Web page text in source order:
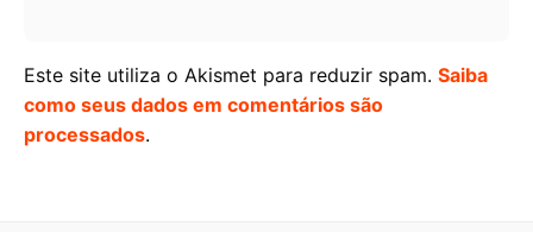
Este site utiliza o Akismet para reduzir spam. Saiba
como seus dados em comentários são
processados.